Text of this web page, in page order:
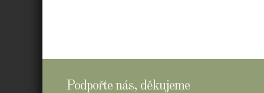
Podpořte nás, děkujeme